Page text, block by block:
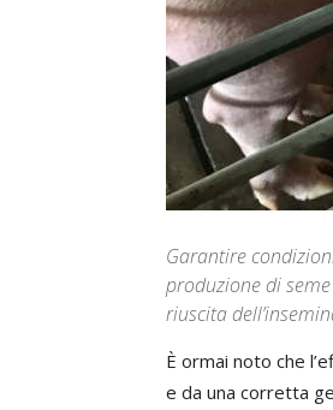
Garantire
produzione di
riuscita
È ormai noto che
e da una corretta